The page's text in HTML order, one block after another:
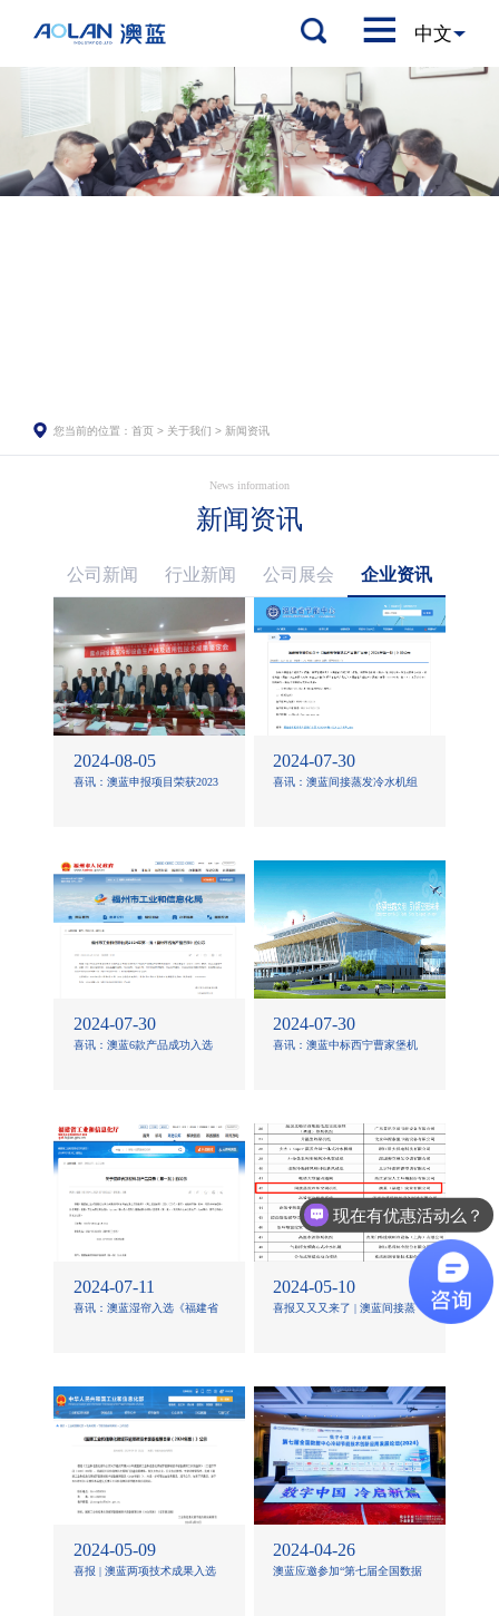
您当前的位置： 首页> 关于我们 > 新闻资讯
News information
新闻资讯
公司新闻 行业新闻 公司展会 企业资讯
2024-08-05
喜讯：澳蓝申报项目荣获2023
2024-07-30
喜讯：澳蓝间接蒸发冷水机组
2024-07-30
喜讯：澳蓝6款产品成功入选
2024-07-30
喜讯：澳蓝中标西宁曹家堡机
2024-07-11
喜讯：澳蓝湿帘入选《福建省
2024-05-10
喜报又又又来了 | 澳蓝间接蒸
2024-05-09
喜报 | 澳蓝两项技术成果入选
2024-04-26
澳蓝应邀参加“第七届全国数据
现在有优惠活动么？